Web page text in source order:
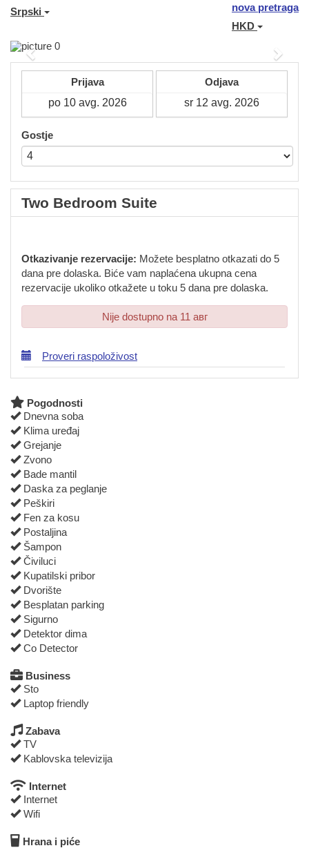
Srpski
nova pretraga
HKD
Previous Next
Prijava Odjava
Gostje
Two Bedroom Suite
Otkazivanje rezervacije: Možete besplatno otkazati do 5
dana pre dolaska. Biće vam naplaćena ukupna cena
rezervacije ukoliko otkažete u toku 5 dana pre dolaska.
Nije dostupno na 11 авг
Proveri raspoloživost
Pogodnosti
Dnevna soba
Klima uređaj
Grejanje
Zvono
Bade mantil
Daska za peglanje
Peškiri
Fen za kosu
Postaljina
Šampon
Čiviluci
Kupatilski pribor
Dvorište
Besplatan parking
Sigurno
Detektor dima
Co Detector
Business
Sto
Laptop friendly
Zabava
TV
Kablovska televizija
Internet
Internet
Wifi
Hrana i piće